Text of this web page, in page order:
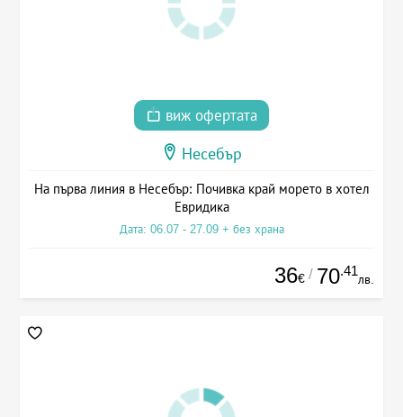
виж офертата
Несебър
На първа линия в Несебър: Почивка край морето в хотел
Евридика
Дата: 06.07 - 27.09 + без храна
36€ / 70.41
лв.